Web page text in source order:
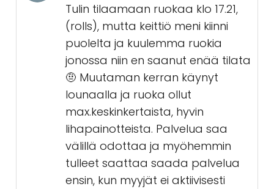
Tulin tilaamaan ruokaa klo 17.21,
(rolls), mutta keittiö meni kiinni
puolelta ja kuulemma ruokia
jonossa niin en saanut enää tilata
🤨 Muutaman kerran käynyt
lounaalla ja ruoka ollut
max.keskinkertaista, hyvin
lihapainotteista. Palvelua saa
välillä odottaa ja myöhemmin
tulleet saattaa saada palvelua
ensin, kun myyjät ei aktiivisesti